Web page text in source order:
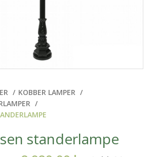
at forstørre
KOBBER LAMPER
standerlampe